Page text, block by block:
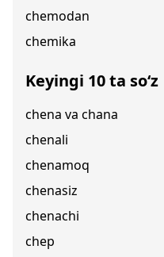
chemodan
chemika
Keyingi 10 ta so‘z
chena va chana
chenali
chenamoq
chenasiz
chenachi
chep